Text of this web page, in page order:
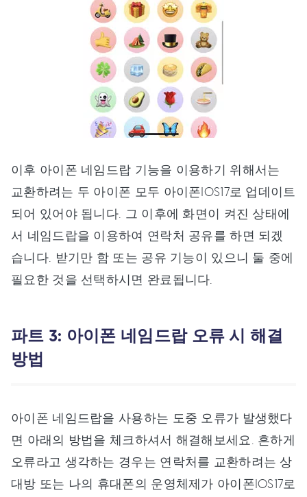
이후 아이폰 네임드랍 기능을 이용하기 위해서는
교환하려는 두 아이폰 모두 아이폰IOS17로 업데이트
되어 있어야 됩니다. 그 이후에 화면이 켜진 상태에
서 네임드랍을 이용하여 연락처 공유를 하면 되겠
습니다. 받기만 함 또는 공유 기능이 있으니 둘 중에
필요한 것을 선택하시면 완료됩니다.
파트 3: 아이폰 네임드랍 오류 시 해결
방법
아이폰 네임드랍을 사용하는 도중 오류가 발생했다
면 아래의 방법을 체크하셔서 해결해보세요. 흔하게
오류라고 생각하는 경우는 연락처를 교환하려는 상
대방 또는 나의 휴대폰의 운영체제가 아이폰IOS17로